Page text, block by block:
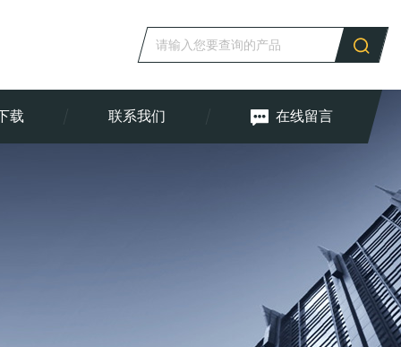
载 联系我们 在线留言